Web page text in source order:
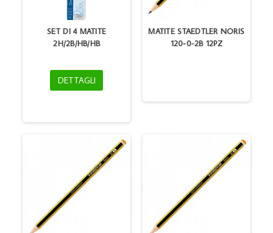
SET DI 4 MATITE
2H/2B/HB/HB
DETTAGLI
MATITE STAEDTLER NORIS
120-0-2B 12PZ